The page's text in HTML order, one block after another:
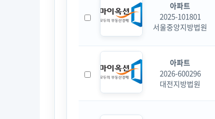
아파트
2025-101801
서울중앙지방법원
아파트
2026-600296
대전지방법원